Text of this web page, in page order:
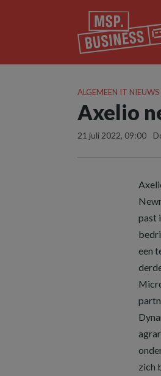
ALGEMEEN IT NIEUWS
Axelio
21 juli 2022, 09:00
past
een
zich